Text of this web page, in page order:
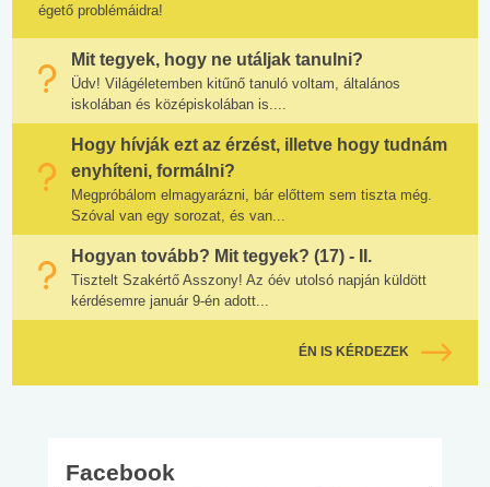
égető problémáidra!
Mit tegyek, hogy ne utáljak tanulni?
Üdv! Világéletemben kitűnő tanuló voltam, általános
iskolában és középiskolában is....
Hogy hívják ezt az érzést, illetve hogy tudnám
enyhíteni, formálni?
Megpróbálom elmagyarázni, bár előttem sem tiszta még.
Szóval van egy sorozat, és van...
Hogyan tovább? Mit tegyek? (17) - II.
Tisztelt Szakértő Asszony! Az óév utolsó napján küldött
kérdésemre január 9-én adott...
ÉN IS KÉRDEZEK
Facebook